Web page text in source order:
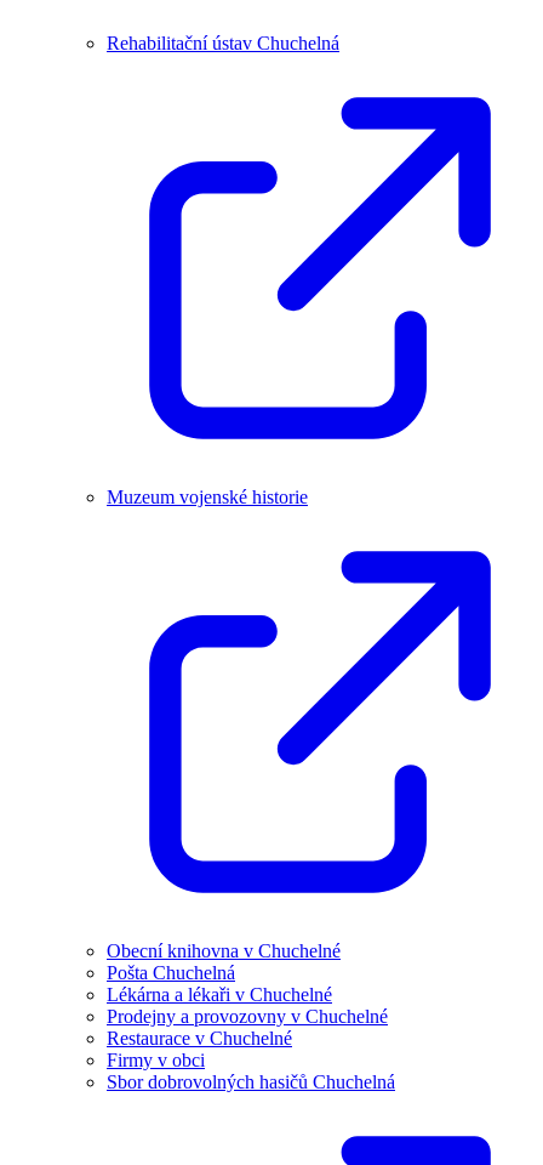
Rehabilitační ústav Chuchelná
Muzeum vojenské historie
Obecní knihovna v Chuchelné
Pošta Chuchelná
Lékárna a lékaři v Chuchelné
Prodejny a provozovny v Chuchelné
Restaurace v Chuchelné
Firmy v obci
Sbor dobrovolných hasičů Chuchelná